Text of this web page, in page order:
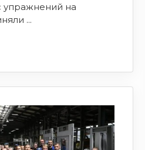
упражнений на
...